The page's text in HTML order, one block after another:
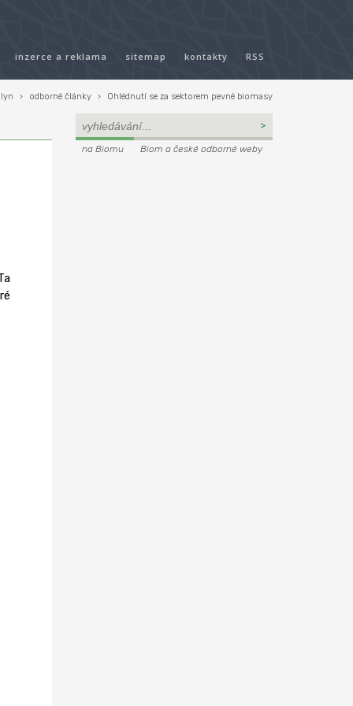
inzerce a reklama sitemap kontakty RSS
› odborné články › Ohlédnutí se za sektorem pevné biomasy
na Biomu Biom a české odborné weby